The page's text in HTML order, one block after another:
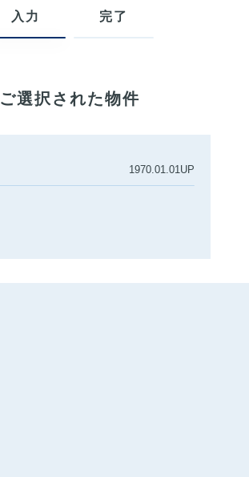
入力 完了
ご選択された物件
1970.01.01UP